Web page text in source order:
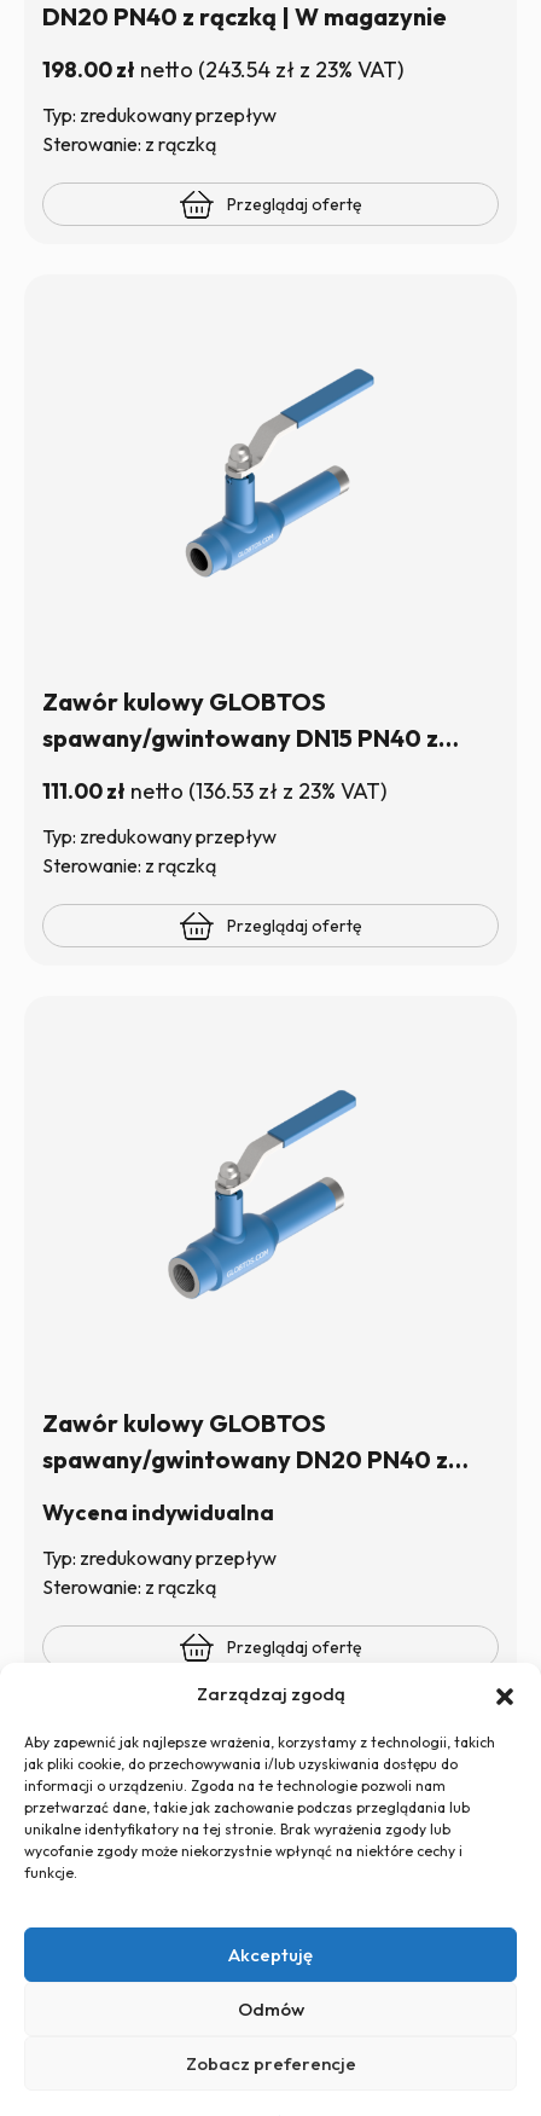
Zarządzaj zgodą
Aby zapewnić jak najlepsze wrażenia, korzystamy z technologii, takich
jak pliki cookie, do przechowywania i/lub uzyskiwania dostępu do
informacji o urządzeniu. Zgoda na te technologie pozwoli nam
przetwarzać dane, takie jak zachowanie podczas przeglądania lub
unikalne identyfikatory na tej stronie. Brak wyrażenia zgody lub
wycofanie zgody może niekorzystnie wpłynąć na niektóre cechy i
funkcje.
Akceptuję
Odmów
Zobacz preferencje
DN20 PN40 z rączką | W magazynie
198.00zł netto (243.54 zł z 23% VAT)
Typ: zredukowany przepływ
Sterowanie: z rączką
Przeglądaj ofertę
Zawór kulowy GLOBTOS
spawany/gwintowany DN15 PN40 z
rączką | W magazynie
111.00zł netto (136.53 zł z 23% VAT)
Typ: zredukowany przepływ
Sterowanie: z rączką
Przeglądaj ofertę
Zawór kulowy GLOBTOS
spawany/gwintowany DN20 PN40 z
Wycena indywidualna
Typ: zredukowany przepływ
Sterowanie: z rączką
Przeglądaj ofertę
+48 726 500 100
ul. Legnicka 60d, 54-204 Wrocław
prywatności
Polityka plików
cookies (EU)